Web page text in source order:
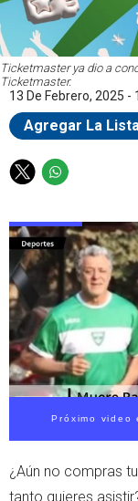
Ticketmaster ya dio a
Ticketmaster.
13 De Febrero, 2025 -
Agregar La
T
i
t
t
e
W
a
t
a
p
p
Próximo video
¿Aún no compras
tanto quieres